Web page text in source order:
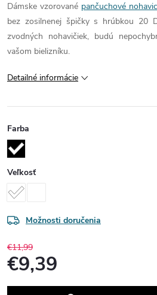
Dámske vzorované pančuchové
bez zosilnenej špičky s hrúbkou 20
zvodných nohavičiek, budú
vašom bielizníku.
Detailné informácie
Farba
Veľkosť
Možnosti doručenia
€11,99
€9,39